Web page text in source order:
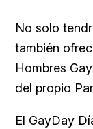
No solo
también
Hombres
del propio
El GayDay